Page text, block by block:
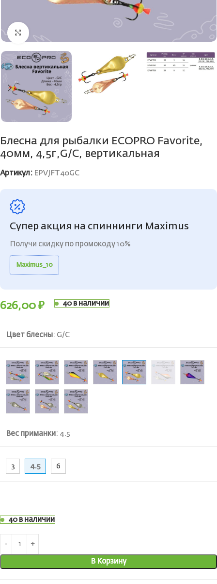
Нажмите, чтобы увеличить
Блесна для рыбалки ECOPRO Favorite,
40мм, 4,5г,G/C, вертикальная
Артикул: EPVJFT40GC
Супер акция на спиннинги Maximus
Получи скидку по промокоду 10%
Maximus_10
626,00 ₽ 40 в наличии
Цвет блесны: G/C
Вес приманки: 4.5
3 4.5 6
40 в наличии
В Корзину